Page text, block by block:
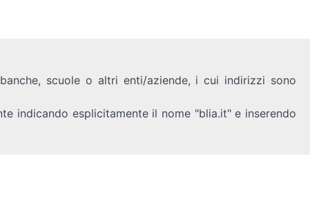
scuole o altri enti/aziende, i cui indirizzi sono
indicando esplicitamente il nome "blia.it" e inserendo